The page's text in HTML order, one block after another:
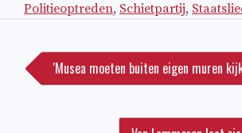
Politieoptreden, Schietpartij,
navigatie
'Musea moeten buiten eigen muren